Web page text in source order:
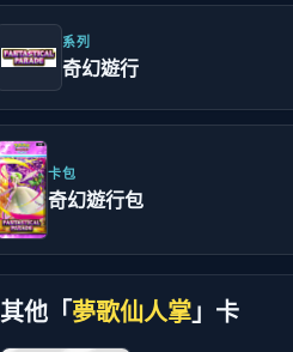
系列
奇幻遊行
卡包
奇幻遊行包
其他「夢歌仙人掌 」卡